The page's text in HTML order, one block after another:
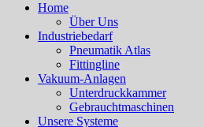
Home
Über Uns
Industriebedarf
Pneumatik Atlas
Fittingline
Vakuum-Anlagen
Unterdruckkammer
Gebrauchtmaschinen
Unsere Systeme